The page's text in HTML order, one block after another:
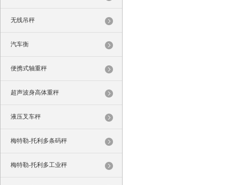
无线吊秤
汽车衡
便携式轴重秤
超声波身高体重秤
液压叉车秤
梅特勒-托利多条码秤
梅特勒-托利多工业秤